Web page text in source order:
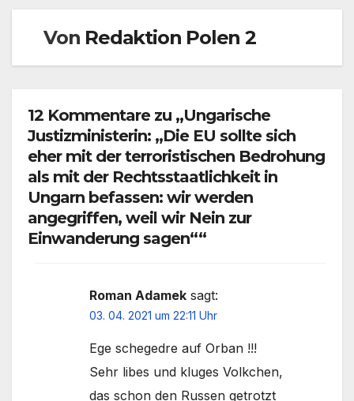
Von Redaktion Polen 2
12 Kommentare zu „Ungarische
Justizministerin: „Die EU sollte sich
eher mit der terroristischen Bedrohung
als mit der Rechtsstaatlichkeit in
Ungarn befassen: wir werden
angegriffen, weil wir Nein zur
Einwanderung sagen““
Roman Adamek sagt:
03. 04. 2021 um 22:11 Uhr
Ege schegedre auf Orban !!!
Sehr libes und kluges Volkchen,
das schon den Russen getrotzt